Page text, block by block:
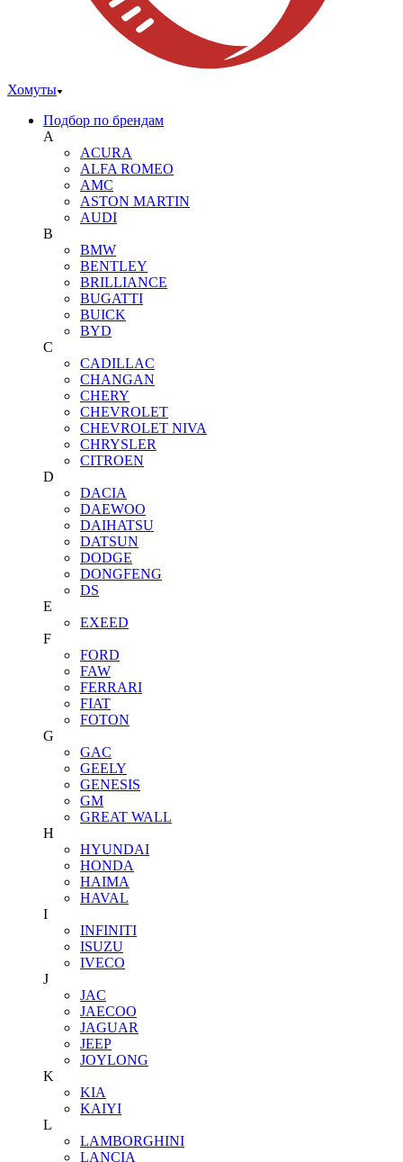
Хомуты
Подбор по брендам
A
ACURA
ALFA ROMEO
AMC
ASTON MARTIN
AUDI
B
BMW
BENTLEY
BRILLIANCE
BUGATTI
BUICK
BYD
C
CADILLAC
CHANGAN
CHERY
CHEVROLET
CHEVROLET NIVA
CHRYSLER
CITROEN
D
DACIA
DAEWOO
DAIHATSU
DATSUN
DODGE
DONGFENG
DS
E
EXEED
F
FORD
FAW
FERRARI
FIAT
FOTON
G
GAC
GEELY
GENESIS
GM
GREAT WALL
H
HYUNDAI
HONDA
HAIMA
HAVAL
I
INFINITI
ISUZU
IVECO
J
JAC
JAECOO
JAGUAR
JEEP
JOYLONG
K
KIA
KAIYI
L
LAMBORGHINI
LANCIA